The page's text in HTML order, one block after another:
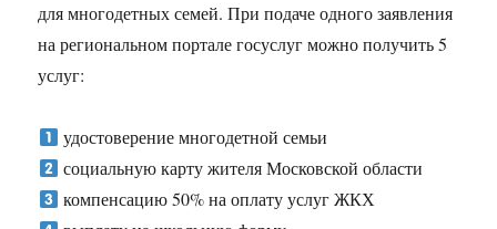
для многодетных семей. При подаче одного заявления
на региональном портале госуслуг можно получить 5
услуг:
удостоверение многодетной семьи
социальную карту жителя Московской области
компенсацию 50% на оплату услуг ЖКХ